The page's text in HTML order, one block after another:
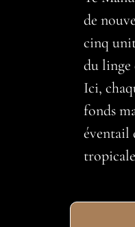
de
cinq
du linge
Ici,
fonds
éventail